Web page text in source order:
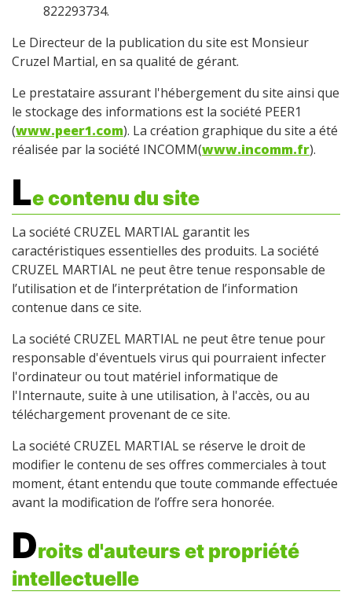
822293734.
Le Directeur de la publication du site est Monsieur
Cruzel Martial, en sa qualité de gérant.
Le prestataire assurant l'hébergement du site ainsi que
le stockage des informations est la société PEER1
(www.peer1.com). La création graphique du site a été
réalisée par la société INCOMM(www.incomm.fr).
Le contenu du site
La société CRUZEL MARTIAL garantit les
caractéristiques essentielles des produits. La société
CRUZEL MARTIAL ne peut être tenue responsable de
l’utilisation et de l’interprétation de l’information
contenue dans ce site.
La société CRUZEL MARTIAL ne peut être tenue pour
responsable d'éventuels virus qui pourraient infecter
l'ordinateur ou tout matériel informatique de
l'Internaute, suite à une utilisation, à l'accès, ou au
téléchargement provenant de ce site.
La société CRUZEL MARTIAL se réserve le droit de
modifier le contenu de ses offres commerciales à tout
moment, étant entendu que toute commande effectuée
avant la modification de l’offre sera honorée.
Droits d'auteurs et propriété
intellectuelle